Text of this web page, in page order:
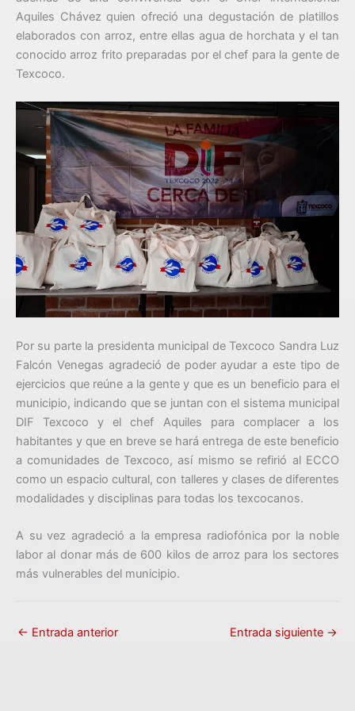
Aquiles Chávez quien ofreció una degustación de platillos
elaborados con arroz, entre ellas agua de horchata y el tan
conocido arroz frito preparadas por el chef para la gente de
Texcoco.
Por su parte la presidenta municipal de Texcoco Sandra Luz
Falcón Venegas agradeció de poder ayudar a este tipo de
ejercicios que reúne a la gente y que es un beneficio para el
municipio, indicando que se juntan con el sistema municipal
DIF Texcoco y el chef Aquiles para complacer a los
habitantes y que en breve se hará entrega de este beneficio
a comunidades de Texcoco, así mismo se refirió al ECCO
como un espacio cultural, con talleres y clases de diferentes
modalidades y disciplinas para todas los texcocanos.
A su vez agradeció a la empresa radiofónica por la noble
labor al donar más de 600 kilos de arroz para los sectores
más vulnerables del municipio.
← Entrada anterior Entrada siguiente →